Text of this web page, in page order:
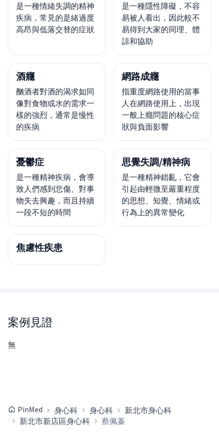
是一種情緒失調的精神
疾病，常見的是緒過度
高昂與低落交替的症狀
是一種隱性障礙，不容
易被人看出，因此較不
易得到大家的同理、體
諒和協助
酒癮
酗酒者對酒的渴求如同
像對食物或水的需求一
樣的強烈，通常是慢性
的疾病
網路成癮
指重度網路使用的當事
人在網路使用上，出現
一般上癮問題的核心症
狀與負面影響
憂鬱症
是一種精神疾病，會導
致人們感到悲傷、對事
物失去興趣，而且持續
一段不短的時間
思覺失調/精神病
是一種精神錯亂，它會
引起由輕微至嚴重程度
的思想、知覺、情緒或
行為上的異常變化
焦慮性疾患
案例見證
無
PinMed 身心科 身心科
新北市身心科
新北市新店區身心科
蔡佩蓁